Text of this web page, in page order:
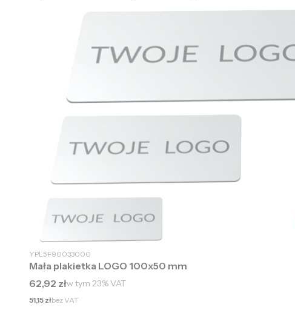
YPL5F90033000
Mała plakietka LOGO 100x50 mm
Cena brutto
62,92 złw tym 23%VAT
Cena netto
51,15 złbez VAT